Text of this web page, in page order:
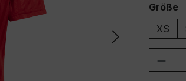
Größe
XS